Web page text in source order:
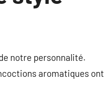
notre personnalité.
aromatiques ont